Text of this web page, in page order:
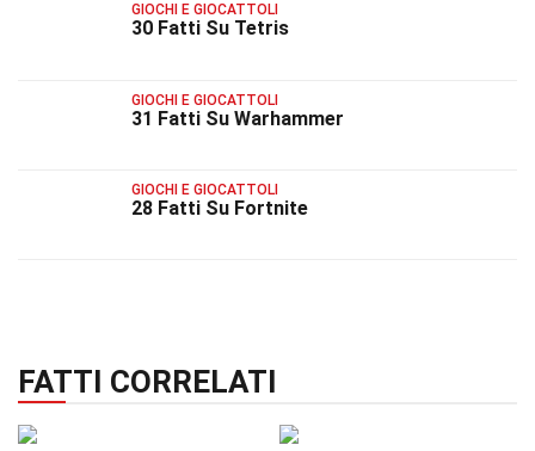
GIOCHI E GIOCATTOLI
30 Fatti Su Tetris
GIOCHI E GIOCATTOLI
31 Fatti Su Warhammer
GIOCHI E GIOCATTOLI
28 Fatti Su Fortnite
FATTI CORRELATI